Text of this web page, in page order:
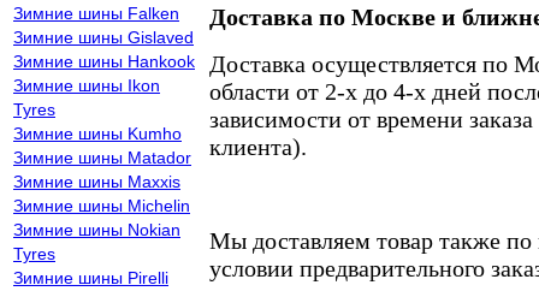
Зимние шины Falken
Зимние шины Gislaved
Зимние шины Hankook
Зимние шины Ikon
Tyres
Зимние шины Kumho
Зимние шины Matador
Зимние шины Maxxis
Зимние шины Michelin
Зимние шины Nokian
Tyres
Зимние шины Pirelli
Доставка по Москве и
Доставка осуществляется по
области от 2-х до 4-х дней
зависимости от времени
клиента).
Мы доставляем товар также
условии предварительного